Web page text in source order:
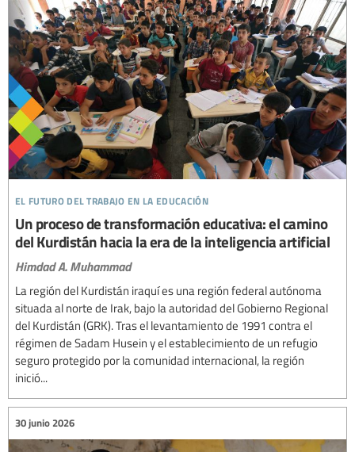
el futuro del trabajo en la educación
Un proceso de transformación educativa: el camino
del Kurdistán hacia la era de la inteligencia artificial
Himdad A. Muhammad
La región del Kurdistán iraquí es una región federal autónoma
situada al norte de Irak, bajo la autoridad del Gobierno Regional
del Kurdistán (GRK). Tras el levantamiento de 1991 contra el
régimen de Sadam Husein y el establecimiento de un refugio
seguro protegido por la comunidad internacional, la región
inició...
30 junio 2026